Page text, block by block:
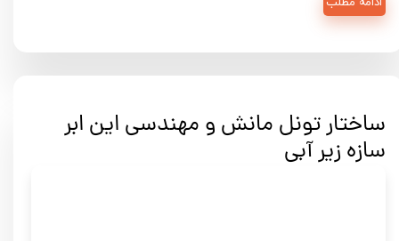
ساختار تونل مانش و مهندسی این ابر
سازه زیر آبی